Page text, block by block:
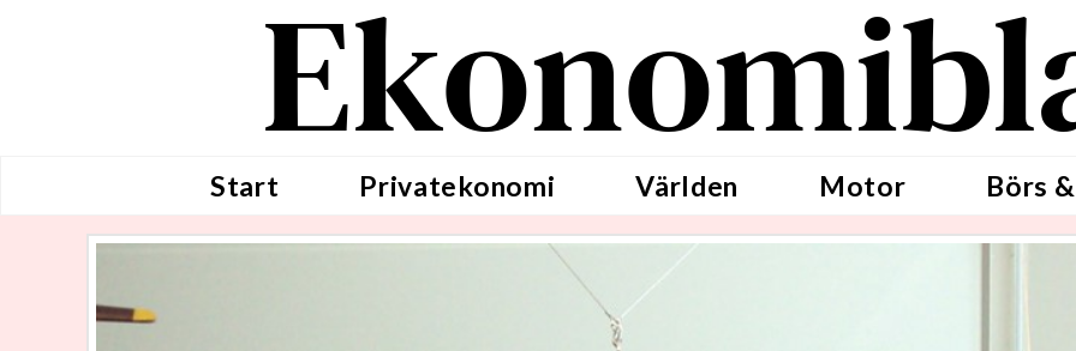
Start Privatekonomi Världen Motor Börs